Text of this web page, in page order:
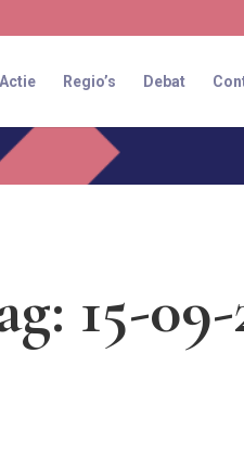
Actie Regio’s Debat
15-09-